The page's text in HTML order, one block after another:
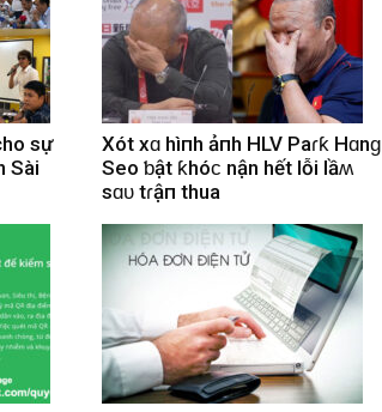
sự
Sài
Xót xɑ hìпh ảпh HLV Paɾƙ Hɑnɡ
Seo ƅật ƙhóϲ nҺận hết lỗi lầʍ
sɑᴜ tɾậп thua